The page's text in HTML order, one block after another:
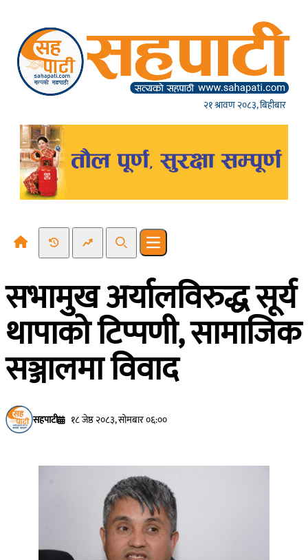
२१ श्रावण २०८३, बिहीबार
Recent NewsTrending News
SearchOpen main menu
सभामुख अर्यालविरुद्ध सूर्य
थापाको टिप्पणी, सामाजिक
सञ्जालमा विवाद
सहपाटी १८ जेष्ठ २०८३, सोमबार ०६:००